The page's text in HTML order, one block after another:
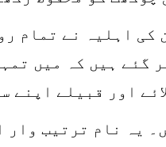
اہلیہ نے تمام
گئے ہیں کہ میں
اور قبیلے اپنے
یہ نام ترتیب